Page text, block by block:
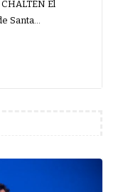
El
Santa…